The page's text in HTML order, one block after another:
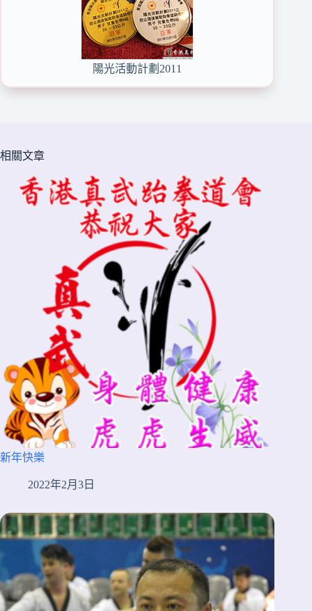
陽光活動計劃2011
相關文章
新年快樂
2022年2月3日